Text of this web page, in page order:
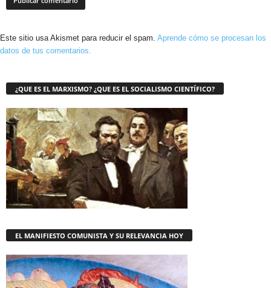
Este sitio usa Akismet para reducir el spam. Aprende cómo se procesan los
datos de tus comentarios.
¿QUE ES EL MARXISMO? ¿QUE ES EL SOCIALISMO CIENTÍFICO?
EL MANIFIESTO COMUNISTA Y SU RELEVANCIA HOY